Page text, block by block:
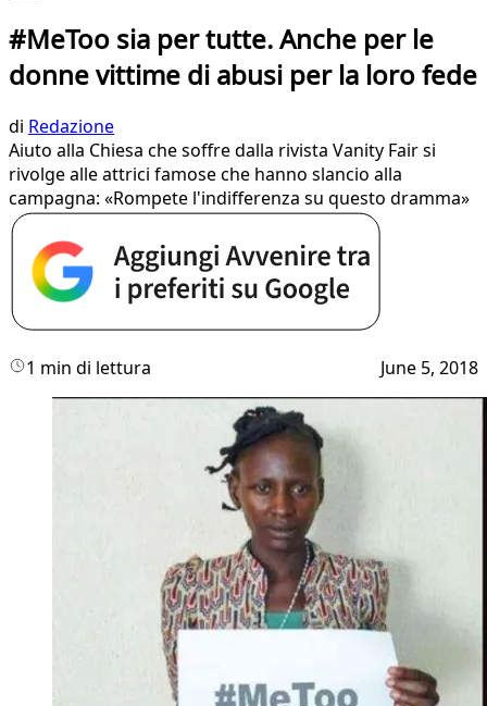
#MeToo sia per tutte. Anche per le
donne vittime di abusi per la loro fede
di Redazione
Aiuto alla Chiesa che soffre dalla rivista Vanity Fair si
rivolge alle attrici famose che hanno slancio alla
campagna: «Rompete l'indifferenza su questo dramma»
1 min di lettura June 5, 2018